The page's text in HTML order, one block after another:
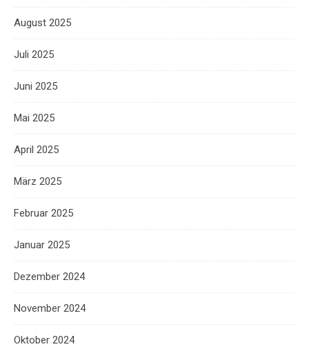
August 2025
Juli 2025
Juni 2025
Mai 2025
April 2025
März 2025
Februar 2025
Januar 2025
Dezember 2024
November 2024
Oktober 2024